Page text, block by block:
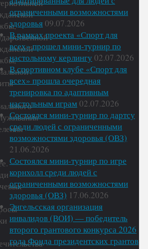
ограниченными возможностями
здоровья09.07.2026
В рамках проекта «Спорт для
всех» прошел мини-турнир по
настольному керлингу02.07.2026
В спортивном клубе «Спорт для
всех» прошла очередная
тренировка по адаптивным
настольным играм 02.07.2026
Состоялся мини-турнир по дартсу
среди людей с ограниченными
возможностями здоровья (ОВЗ)
21.06.2026
Состоялся мини-турнир по игре
корнхолл среди людей с
ограниченными возможностями
здоровья (ОВЗ) 17.06.2026
Энгельсская организация
инвалидов (ВОИ) — победитель
второго грантового конкурса 2026
года Фонда президентских грантов